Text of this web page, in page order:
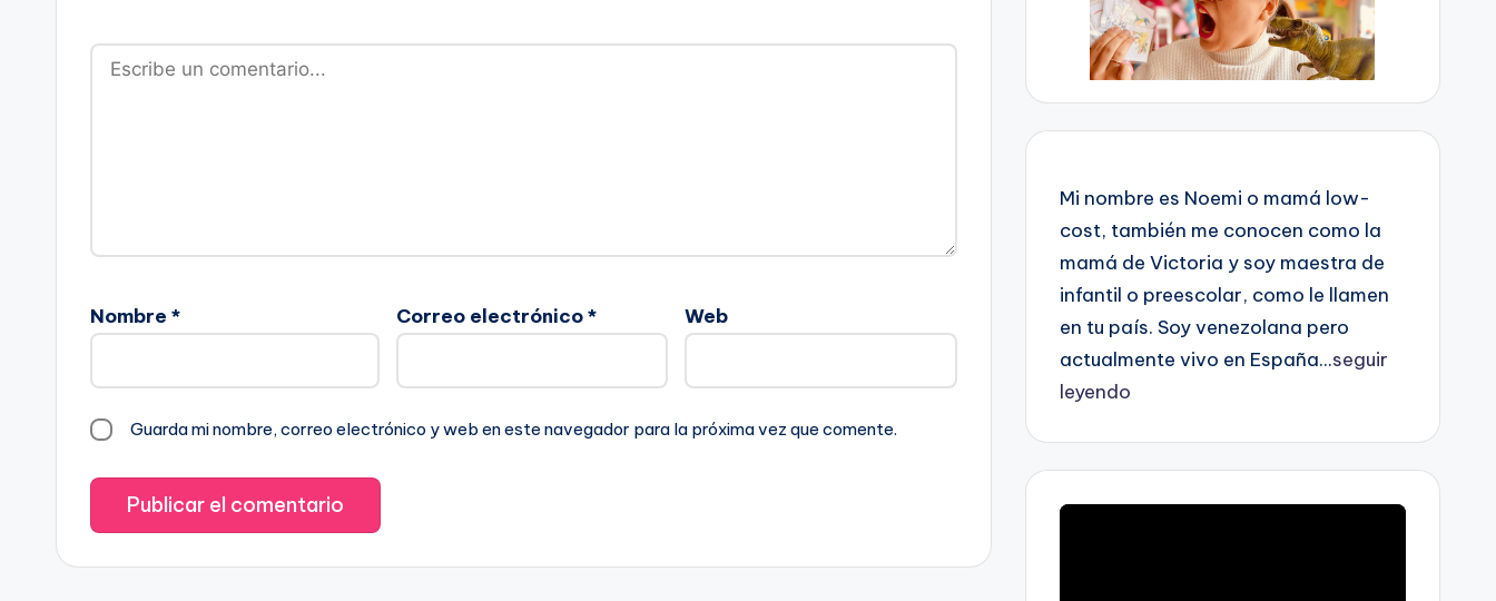
Nombre * Correo electrónico* Web
Guarda mi nombre, correo electrónico y web en este navegador para la próxima vez que comente.
Mi nombre es Noemi o mamá low-
cost, también me conocen como la
mamá de Victoria y soy maestra de
infantil o preescolar, como le llamen
en tu país. Soy venezolana pero
actualmente vivo en España...seguir
leyendo